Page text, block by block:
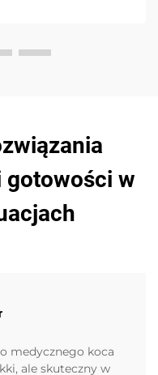
gotowości w
medycznego koca
ale skuteczny w